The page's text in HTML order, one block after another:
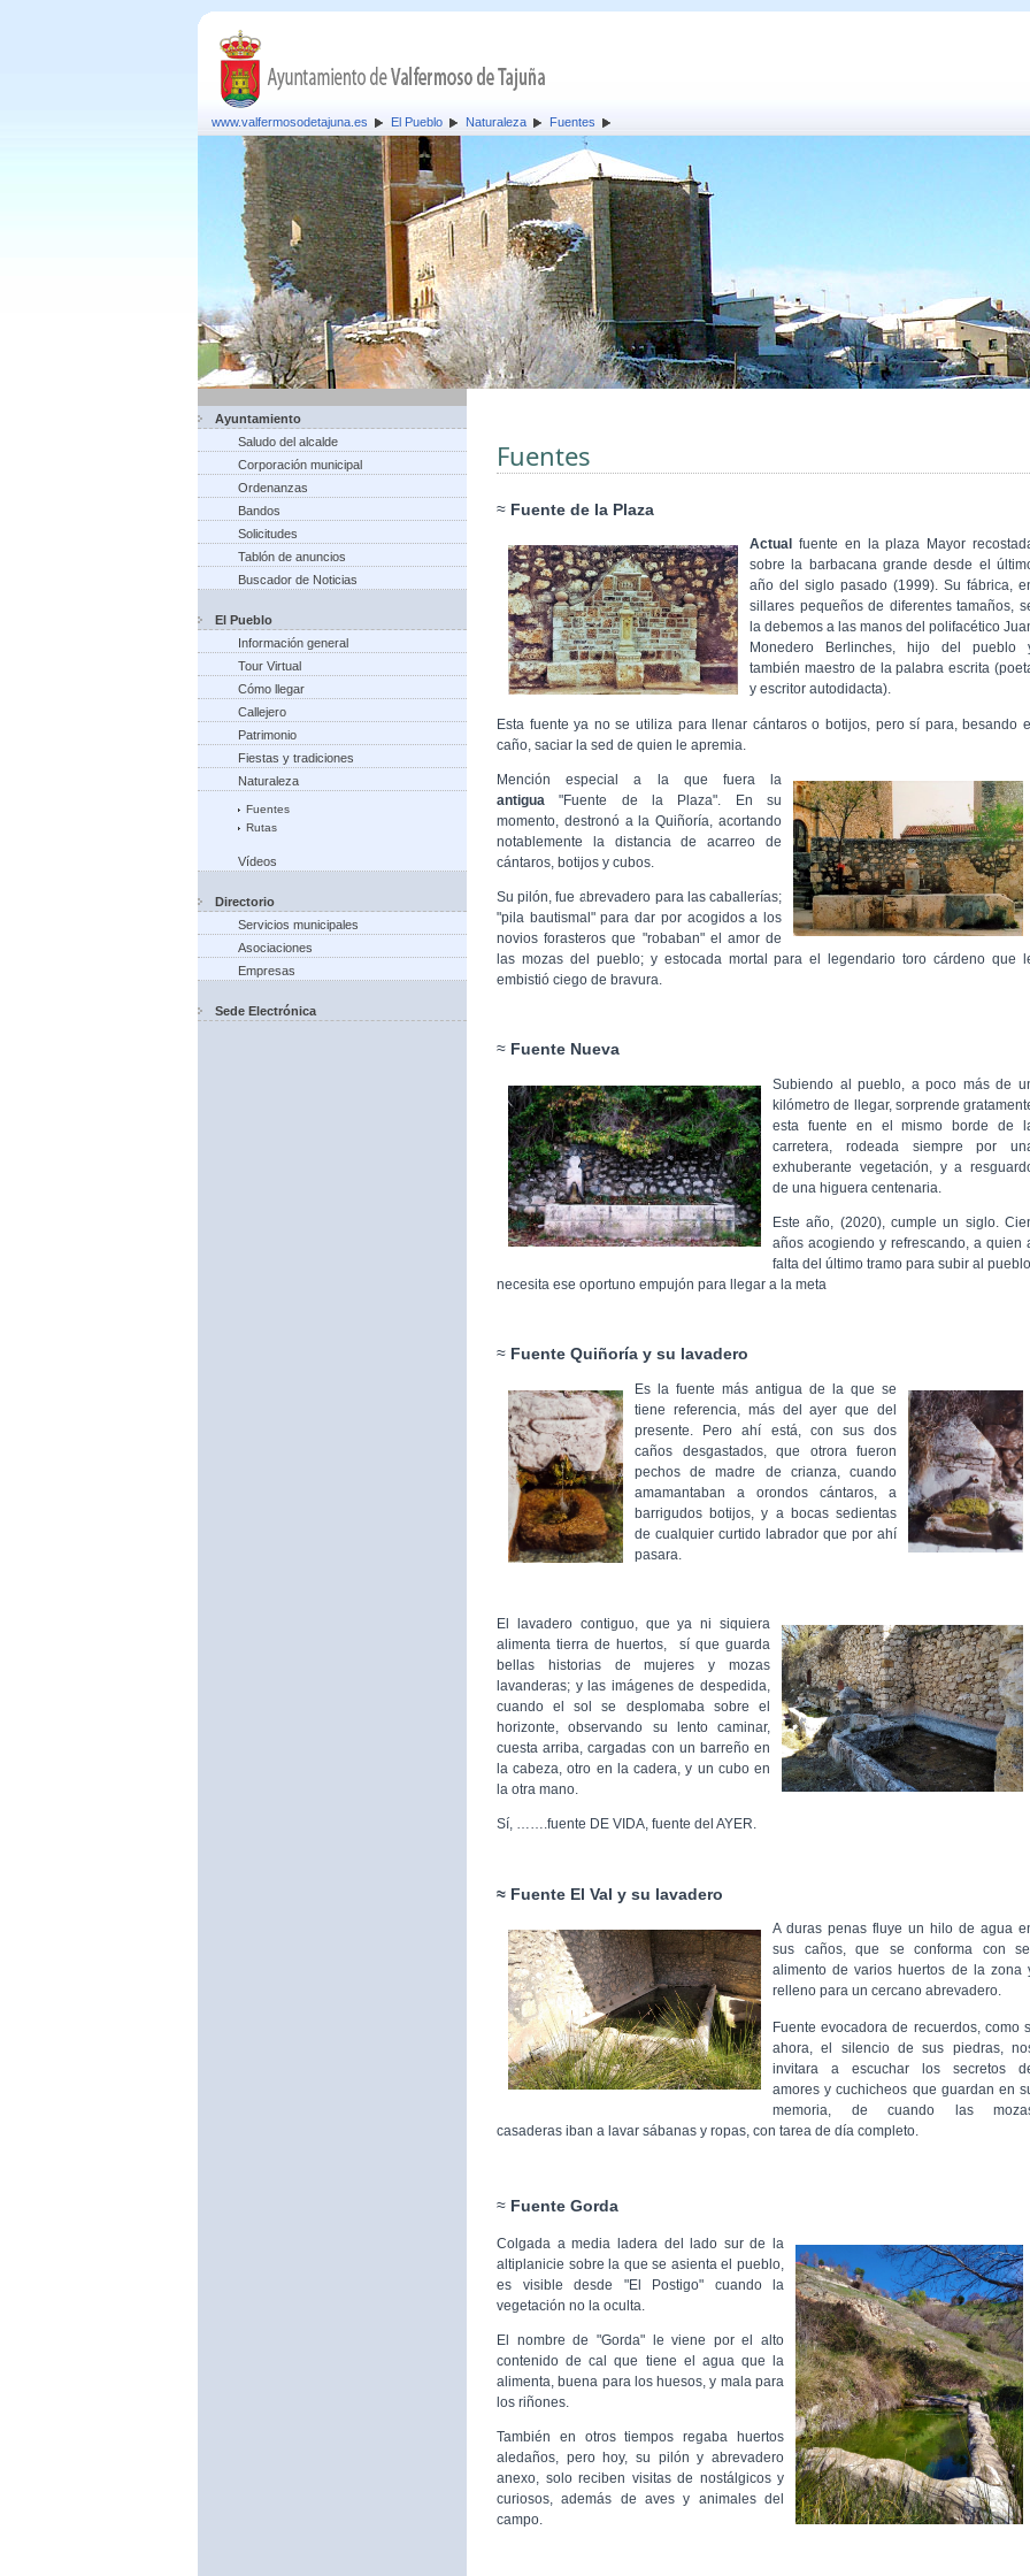
www.valfermosodetajuna.es El Pueblo Naturaleza Fuentes
Ayuntamiento
Saludo del alcalde
Corporación municipal
Ordenanzas
Bandos
Solicitudes
Tablón de anuncios
Buscador de Noticias
El Pueblo
Información general
Tour Virtual
Cómo llegar
Callejero
Patrimonio
Fiestas y tradiciones
Naturaleza
Fuentes
Rutas
Vídeos
Directorio
Servicios municipales
Asociaciones
Empresas
Sede Electrónica
Fuentes
≈ Fuente de la Plaza
Actual
fuente en la plaza Mayor
sobre la barbacana grande desde el
año del siglo pasado (1999). Su fábrica,
sillares pequeños de diferentes tamaños,
la debemos a las manos del polifacético
Monedero Berlinches, hijo del pueblo
también maestro de la palabra escrita
y escritor autodidacta).
Esta fuente ya no se utiliza para llenar cántaros o botijos, pero sí para, besando
caño, saciar la sed de quien le apremia.
Mención especial a la que fuera la
antigua "Fuente de la Plaza". En su
momento, destronó a la Quiñoría, acortando
notablemente la distancia de acarreo de
cántaros, botijos y cubos.
Su pilón, fue abrevadero para las caballerías;
"pila bautismal" para dar por acogidos a los
novios forasteros que "robaban" el amor de
las mozas del pueblo; y estocada mortal para el legendario toro cárdeno que
embistió ciego de bravura.
≈ Fuente Nueva
Subiendo al pueblo, a poco más de
kilómetro de llegar, sorprende
esta fuente en el mismo borde de
carretera, rodeada siempre por
exhuberante vegetación, y a
de una higuera centenaria.
Este año, (2020), cumple un siglo.
años acogiendo y refrescando, a quien
falta del último tramo para subir al
necesita ese oportuno empujón para llegar a la meta
≈ Fuente Quiñoría y su lavadero
Es la fuente más antigua de la que se
tiene referencia, más del ayer que del
presente. Pero ahí está, con sus dos
caños desgastados, que otrora fueron
pechos de madre de crianza, cuando
amamantaban a orondos cántaros, a
barrigudos botijos, y a bocas sedientas
de cualquier curtido labrador que por ahí
pasara.
El lavadero contiguo, que ya ni siquiera
alimenta tierra de huertos,
sí que guarda
bellas historias de mujeres y mozas
lavanderas; y las imágenes de despedida,
cuando el sol se desplomaba sobre el
horizonte, observando su lento caminar,
cuesta arriba, cargadas con un barreño en
la cabeza, otro en la cadera, y un cubo en
la otra mano.
Sí, …….fuente DE VIDA, fuente del AYER.
≈ Fuente El Val y su lavadero
A duras penas fluye un hilo de agua
sus caños, que se conforma con
alimento de varios huertos de la zona
relleno para un cercano abrevadero.
Fuente evocadora de recuerdos, como
ahora, el silencio de sus piedras,
invitara a escuchar los secretos
amores y cuchicheos que guardan en
memoria, de cuando las
casaderas iban a lavar sábanas y ropas, con tarea de día completo.
≈ Fuente Gorda
Colgada a media ladera del lado sur de la
altiplanicie sobre la que se asienta el pueblo,
es visible desde "El Postigo" cuando la
vegetación no la oculta.
El nombre de "Gorda" le viene por el alto
contenido de cal que tiene el agua que la
alimenta, buena para los huesos, y mala para
los riñones.
También en otros tiempos regaba huertos
aledaños, pero hoy, su pilón y abrevadero
anexo, solo reciben visitas de nostálgicos y
curiosos, además de aves y animales del
campo.